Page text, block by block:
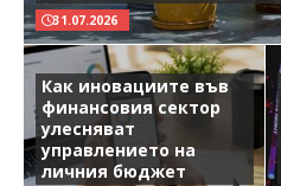
31.07.2026
Как иновациите във
финансовия сектор
улесняват
управлението на
личния бюджет